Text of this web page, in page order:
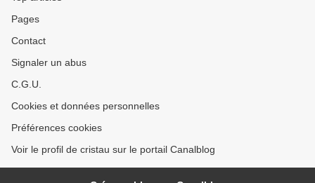
Pages
Contact
Signaler un abus
C.G.U.
Cookies et données personnelles
Préférences cookies
Voir le profil de cristau sur le portail Canalblog